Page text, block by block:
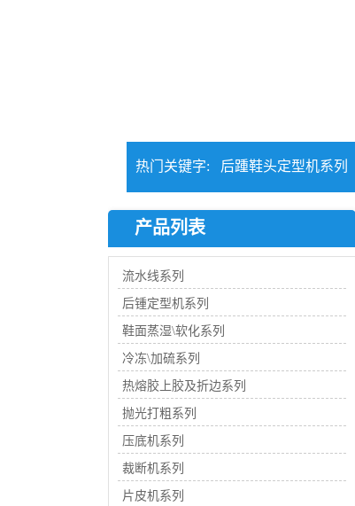
热门关键字: 后踵鞋头定型机系列
产品列表
流水线系列
后锺定型机系列
鞋面蒸湿\软化系列
冷冻\加硫系列
热熔胶上胶及折边系列
抛光打粗系列
压底机系列
裁断机系列
片皮机系列